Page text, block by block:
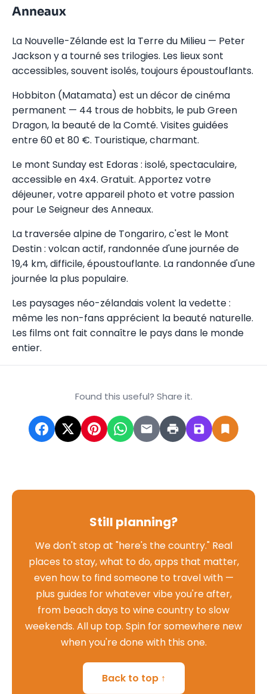
Anneaux
La Nouvelle-Zélande est la Terre du Milieu — Peter
Jackson y a tourné ses trilogies. Les lieux sont
accessibles, souvent isolés, toujours époustouflants.
Hobbiton (Matamata) est un décor de cinéma
permanent — 44 trous de hobbits, le pub Green
Dragon, la beauté de la Comté. Visites guidées
entre 60 et 80 €. Touristique, charmant.
Le mont Sunday est Edoras : isolé, spectaculaire,
accessible en 4x4. Gratuit. Apportez votre
déjeuner, votre appareil photo et votre passion
pour Le Seigneur des Anneaux.
La traversée alpine de Tongariro, c'est le Mont
Destin : volcan actif, randonnée d'une journée de
19,4 km, difficile, époustouflante. La randonnée d'une
journée la plus populaire.
Les paysages néo-zélandais volent la vedette :
même les non-fans apprécient la beauté naturelle.
Les films ont fait connaître le pays dans le monde
entier.
Found this useful? Share it.
Still planning?
We don't stop at "here's the country." Real
places to stay, what to do, apps that matter,
even how to find someone to travel with —
plus guides for whatever vibe you're after,
from beach days to wine country to slow
weekends. All up top. Spin for somewhere new
when you're done with this one.
Back to top ↑